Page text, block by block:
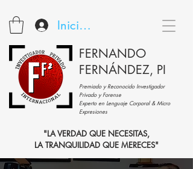
Iniciar sesión
FERNANDO
FERNÁNDEZ, PI
Premiado y Reconocido Investigador
Privado y Forense
Experto en Lenguaje Corporal & Micro
Expresiones
"LA VERDAD QUE NECESITAS,
LA TRANQUILIDAD QUE MERECES"